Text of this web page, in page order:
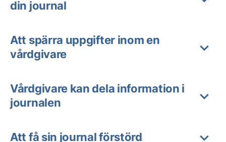
din journal
Att spärra uppgifter inom en
vårdgivare
Vårdgivare kan dela information i
journalen
Att få sin journal förstörd